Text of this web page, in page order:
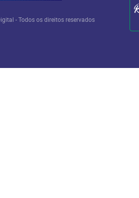
- Todos os direitos reservados